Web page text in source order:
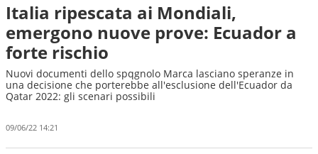
Italia ripescata ai Mondiali,
emergono nuove prove: Ecuador a
forte rischio
Nuovi documenti dello spqgnolo Marca lasciano speranze in
una decisione che porterebbe all'esclusione dell'Ecuador da
Qatar 2022: gli scenari possibili
09/06/22 14:21